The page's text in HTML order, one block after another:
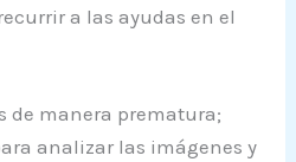
a las ayudas en el
de manera prematura;
analizar las imágenes y